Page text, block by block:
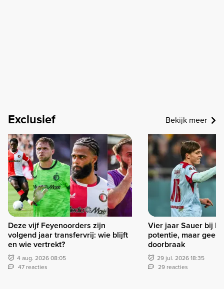
Exclusief Bekijk meer
Deze vijf Feyenoorders zijn
volgend jaar transfervrij: wie blijft
en wie vertrekt?
4 aug. 2026 08:05
47 reacties
Vier jaar Sauer bij
potentie, maar geen
doorbraak
29 jul. 2026 18:35
29 reacties